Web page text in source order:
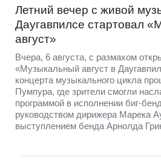
Летний вечер с живой
Даугавпилсе стартовал
август»
Вчера, 6 августа, с размахом
«Музыкальный август в
концерта музыкального цикла
Пумпура, где зрители смогли
программой в исполнении биг-
руководством дирижера Марека
выступлением бенда Арнолда